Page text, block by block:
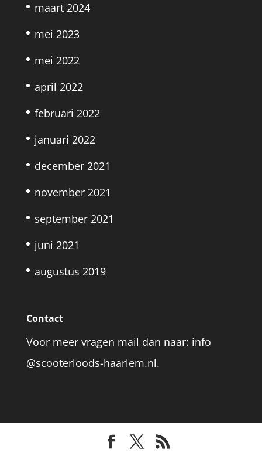
maart 2024
mei 2023
mei 2022
april 2022
februari 2022
januari 2022
december 2021
november 2021
september 2021
juni 2021
augustus 2019
Contact
Voor meer vragen mail dan naar: info
@scooterloods-haarlem.nl.